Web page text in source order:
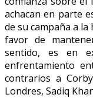
achacan en parte
de su campaña a
favor de
sentido, es en
enfrentamiento
contrarios a
Londres, Sadiq